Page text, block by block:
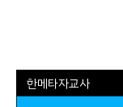
한메타자교사